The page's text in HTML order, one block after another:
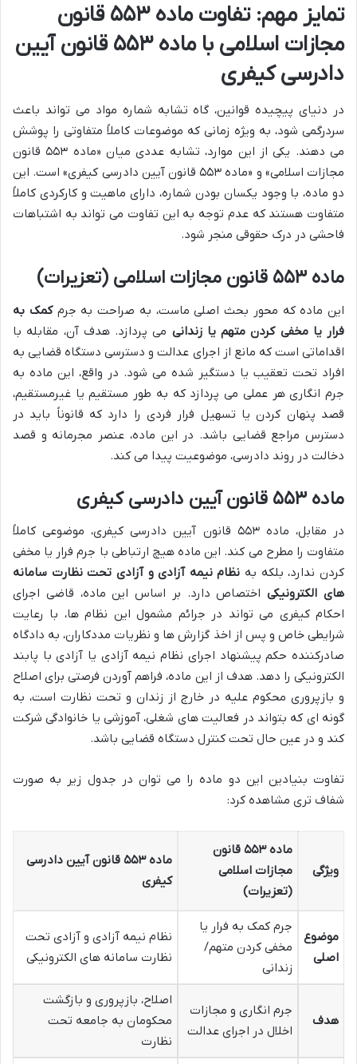
تمایز مهم: تفاوت ماده ۵۵۳ قانون
مجازات اسلامی با ماده ۵۵۳ قانون آیین
دادرسی کیفری
در دنیای پیچیده قوانین، گاه تشابه شماره مواد می تواند باعث
سردرگمی شود، به ویژه زمانی که موضوعات کاملاً متفاوتی را پوشش
می دهند. یکی از این موارد، تشابه عددی میان «ماده ۵۵۳ قانون
مجازات اسلامی» و «ماده ۵۵۳ قانون آیین دادرسی کیفری» است. این
دو ماده، با وجود یکسان بودن شماره، دارای ماهیت و کارکردی کاملاً
متفاوت هستند که عدم توجه به این تفاوت می تواند به اشتباهات
فاحشی در درک حقوقی منجر شود.
ماده ۵۵۳ قانون مجازات اسلامی (تعزیرات)
این ماده که محور بحث اصلی ماست، به صراحت به جرمکمک به
فرار یا مخفی کردن متهم یا زندانی می پردازد. هدف آن، مقابله با
اقداماتی است که مانع از اجرای عدالت و دسترسی دستگاه قضایی به
افراد تحت تعقیب یا دستگیر شده می شود. در واقع، این ماده به
جرم انگاری هر عملی می پردازد که به طور مستقیم یا غیرمستقیم،
قصد پنهان کردن یا تسهیل فرار فردی را دارد که قانوناً باید در
دسترس مراجع قضایی باشد. در این ماده، عنصر مجرمانه و قصد
دخالت در روند دادرسی، موضوعیت پیدا می کند.
ماده ۵۵۳ قانون آیین دادرسی کیفری
در مقابل، ماده ۵۵۳ قانون آیین دادرسی کیفری، موضوعی کاملاً
متفاوت را مطرح می کند. این ماده هیچ ارتباطی با جرم فرار یا مخفی
کردن ندارد، بلکه به نظام نیمه آزادی و آزادی تحت نظارت سامانه
های الکترونیکیاختصاص دارد. بر اساس این ماده، قاضی اجرای
احکام کیفری می تواند در جرائم مشمول این نظام ها، با رعایت
شرایطی خاص و پس از اخذ گزارش ها و نظریات مددکاران، به دادگاه
صادرکننده حکم پیشنهاد اجرای نظام نیمه آزادی یا آزادی با پابند
الکترونیکی را دهد. هدف از این ماده، فراهم آوردن فرصتی برای اصلاح
و بازپروری محکوم علیه در خارج از زندان و تحت نظارت است، به
گونه ای که بتواند در فعالیت های شغلی، آموزشی یا خانوادگی شرکت
کند و در عین حال تحت کنترل دستگاه قضایی باشد.
تفاوت بنیادین این دو ماده را می توان در جدول زیر به صورت
شفاف تری مشاهده کرد:
ویژگی
ماده ۵۵۳ قانون
مجازات اسلامی
(تعزیرات)
ماده ۵۵۳ قانون آیین دادرسی
کیفری
موضوع
اصلی
جرم کمک به فرار یا
مخفی کردن متهم/
زندانی
نظام نیمه آزادی و آزادی تحت
نظارت سامانه های الکترونیکی
هدف
جرم انگاری و مجازات
اخلال در اجرای عدالت
اصلاح، بازپروری و بازگشت
محکومان به جامعه تحت
نظارت